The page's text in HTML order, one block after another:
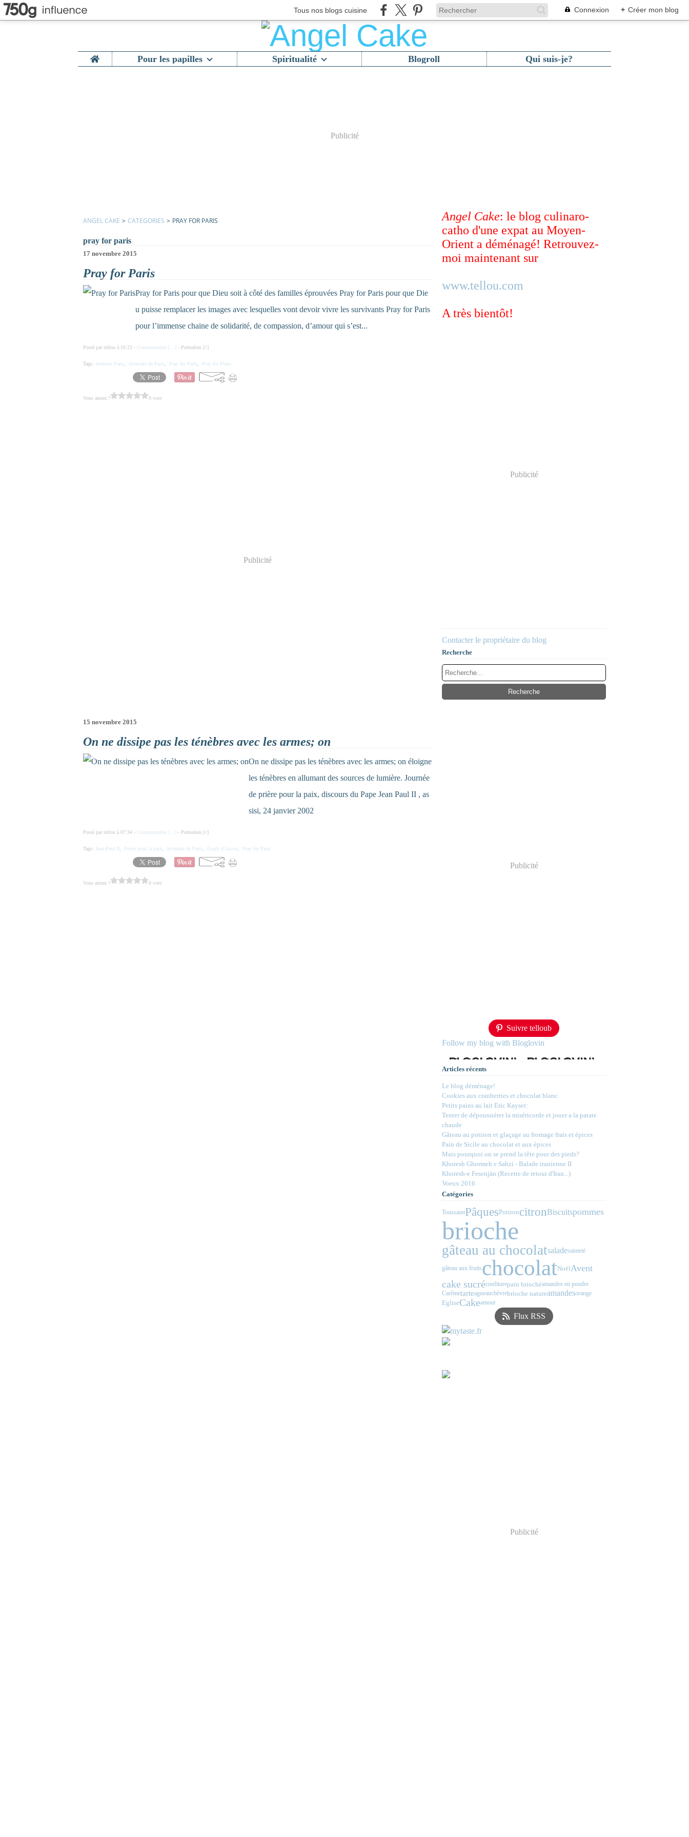
Tous nos blogs cuisine Connexion + Créer mon blog
Home Pour les papilles Spiritualité Blogroll Qui suis-je?
Publicité
ANGEL CAKE > CATEGORIES > PRAY FOR PARIS
pray for paris
17 novembre 2015
Pray for Paris
Pray for Paris pour que Dieu soit à côté des familles éprouvées Pray for Paris pour que Die
u puisse remplacer les images avec lesquelles vont devoir vivre les survivants Pray for Paris
pour l’immense chaine de solidarité, de compassion, d’amour qui s’est...
Posté par tellou à 10:23 - Commentaires [ ] - Permalien [#]
Tags: attentats Paris Attentats de Paris Pray for Paris Pray for Peace
Vous aimez ? 0 vote
Publicité
15 novembre 2015
On ne dissipe pas les ténèbres avec les armes; on
On ne dissipe pas les ténèbres avec les armes; on éloigne
les ténèbres en allumant des sources de lumière. Journée
de prière pour la paix, discours du Pape Jean Paul II , as
sisi, 24 janvier 2002
Posté par tellou à 07:34 - Commentaires [ ] - Permalien [#]
Tags: Jean-Paul II Prière pour la paix Attentats de Paris Esprit d'Assise Pray for Paris
Vous aimez ? 0 vote
Angel Cake: le blog culinaro-
catho d'une expat au Moyen-
Orient a déménagé! Retrouvez-
moi maintenant sur
www.tellou.com
A très bientôt!
Publicité
Contacter le propriétaire du blog
Recherche
Publicité
Suivre telloub
Follow my blog with Bloglovin
Articles récents
Le blog déménage!
Cookies aux cranberries et chocolat blanc
Petits pains au lait Eric Kayser:
Tenter de dépoussiérer la miséricorde et jouer a la patate
chaude
Gâteau au potiron et glaçage au fromage frais et épices
Pain de Sicile au chocolat et aux épices
Mais pourquoi on se prend la tête pour des pieds?
Khoresh Ghormeh e Sabzi - Balade iranienne II
Khoresh-e Fesenjān (Recette de retour d'Iran...)
Voeux 2016
Catégories
ToussaintPâquesPotironcitronBiscuitspommes
brioche
gâteau au chocolatsaladesainteté
gâteau aux fruitschocolatNoël Avent
cake sucréconfiturepain briochéamandes en poudre
Carêmetarteagneauchèvrebrioche natureamandesorange
EgliseCakeamour
Flux RSS
Publicité